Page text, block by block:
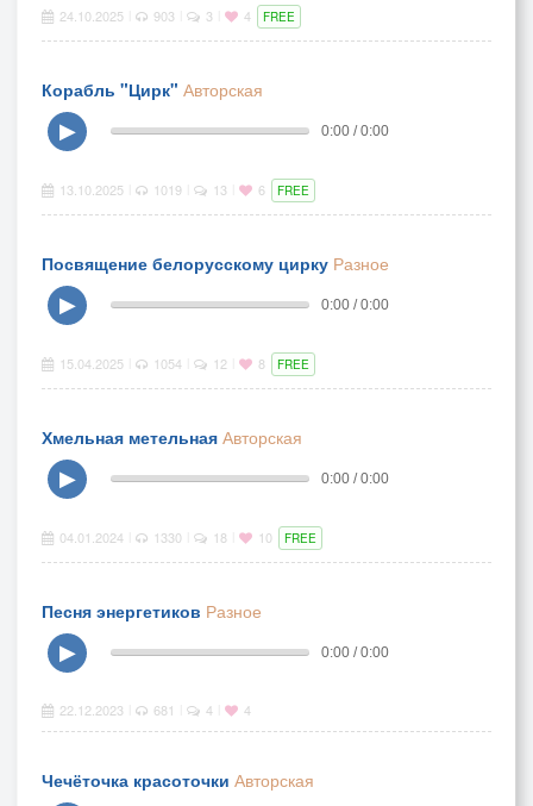
24.10.2025 903 3 4 FREE
Корабль "Цирк" Авторская
▶
0:00 / 0:00
13.10.2025 1019 13 6 FREE
Посвящение белорусскому цирку Разное
▶
0:00 / 0:00
15.04.2025 1054 12 8 FREE
Хмельная метельная Авторская
▶
0:00 / 0:00
04.01.2024 1330 18 10 FREE
Песня энергетиков Разное
▶
0:00 / 0:00
22.12.2023 681 4 4
Чечёточка красоточки Авторская